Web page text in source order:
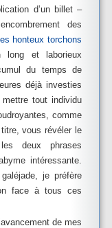
d’un billet –
des
honteux torchons
long et laborieux
du temps de
déjà investies
tout individu
comme
vous révéler le
deux phrases
intéressante.
je préfère
face à tous ces
de mes